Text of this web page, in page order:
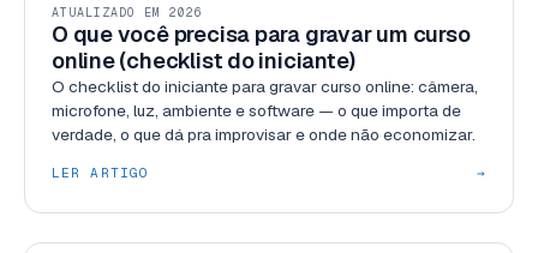
RECURSOS
ATUALIZADO EM 2026
O que você precisa para gravar um curso
online (checklist do iniciante)
O checklist do iniciante para gravar curso online: câmera,
microfone, luz, ambiente e software — o que importa de
verdade, o que dá pra improvisar e onde não economizar.
LER ARTIGO →